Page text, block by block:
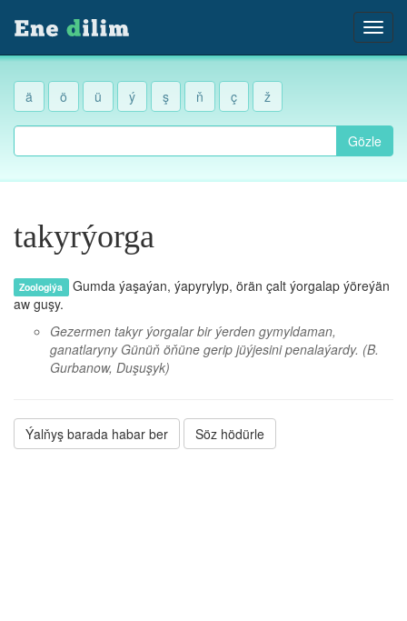
ä ö ü ý ş ň ç ž
Gözle
takyrýorga
Zoologiýa Gumda ýaşaýan, ýapyrylyp, örän çalt ýorgalap ýöreýän
aw guşy.
Gezermen takyr ýorgalar bir ýerden gymyldaman,
ganatlaryny Günüň öňüne gerip jüýjesini penalaýardy. (B.
Gurbanow, Duşuşyk)
Ýalňyş barada habar ber Söz hödürle